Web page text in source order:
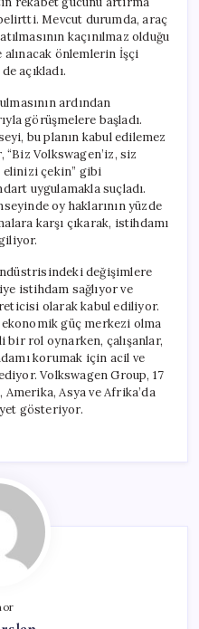
Mevcut durumda, araç
kaçınılmaz olduğu
önlemlerin İşçi
açıkladı.
ardından
görüşmelere başladı.
bu planın kabul edilemez
“Biz Volkswagen’iz, siz
elinizi çekin” gibi
uygulamakla suçladı.
oy haklarının yüzde
karşı çıkarak, istihdamı
değişimlere
istihdam sağlıyor ve
olarak kabul ediliyor.
ekonomik güç merkezi olma
bir rol oynarken, çalışanlar,
korumak için acil ve
Volkswagen Group, 17
Asya ve Afrika’da
gösteriyor.